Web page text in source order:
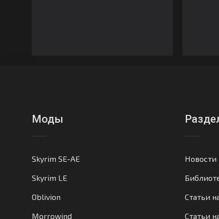
Моды
Skyrim SE-AE
Skyrim LE
Oblivion
Morrowind
Новости
Статьи
Статьи